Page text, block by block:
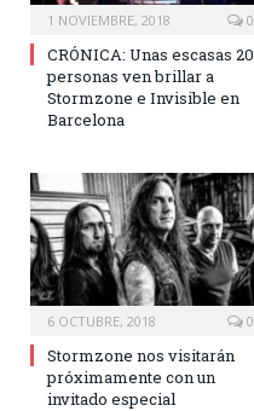
1 NOVIEMBRE, 2018 0
CRÓNICA: Unas escasas 20
personas ven brillar a
Stormzone e Invisible en
Barcelona
6 OCTUBRE, 2018 0
Stormzone nos visitarán
próximamente con un
invitado especial